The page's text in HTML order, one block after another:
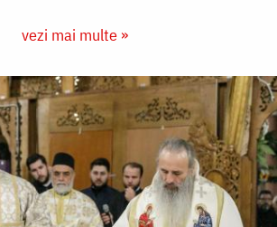
vezi mai multe »